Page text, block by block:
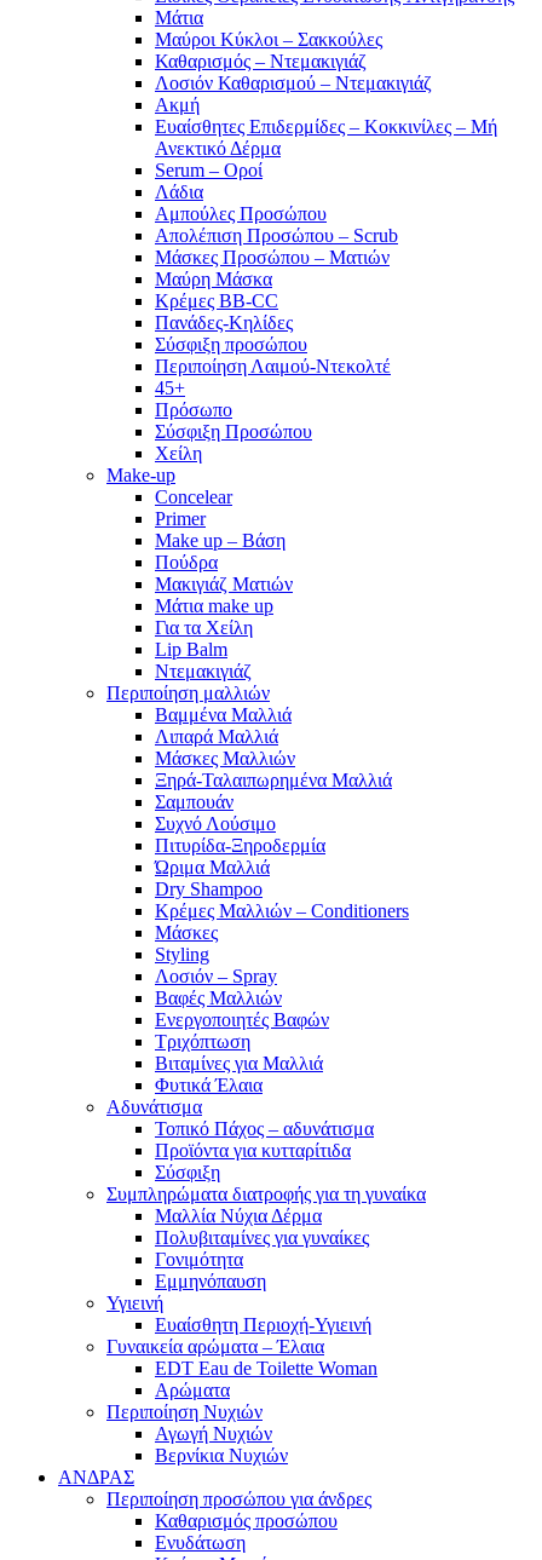
Μάτια
Μαύροι Κύκλοι – Σακκούλες
Καθαρισμός – Ντεμακιγιάζ
Λοσιόν Καθαρισμού – Ντεμακιγιάζ
Ακμή
Ευαίσθητες Επιδερμίδες – Κοκκινίλες – Μή
Ανεκτικό Δέρμα
Serum – Οροί
Λάδια
Αμπούλες Προσώπου
Απολέπιση Προσώπου – Scrub
Μάσκες Προσώπου – Ματιών
Μαύρη Μάσκα
Κρέμες BB-CC
Πανάδες-Κηλίδες
Σύσφιξη προσώπου
Περιποίηση Λαιμού-Ντεκολτέ
45+
Πρόσωπο
Σύσφιξη Προσώπου
Χείλη
Make-up
Concelear
Primer
Make up – Βάση
Πούδρα
Μακιγιάζ Ματιών
Μάτια make up
Για τα Χείλη
Lip Balm
Ντεμακιγιάζ
Περιποίηση μαλλιών
Βαμμένα Μαλλιά
Λιπαρά Μαλλιά
Μάσκες Μαλλιών
Ξηρά-Ταλαιπωρημένα Μαλλιά
Σαμπουάν
Συχνό Λούσιμο
Πιτυρίδα-Ξηροδερμία
Ώριμα Μαλλιά
Dry Shampoo
Κρέμες Μαλλιών – Conditioners
Μάσκες
Styling
Λοσιόν – Spray
Βαφές Μαλλιών
Ενεργοποιητές Βαφών
Τριχόπτωση
Βιταμίνες για Μαλλιά
Φυτικά Έλαια
Αδυνάτισμα
Τοπικό Πάχος – αδυνάτισμα
Προϊόντα για κυτταρίτιδα
Σύσφιξη
Συμπληρώματα διατροφής για τη γυναίκα
Μαλλία Νύχια Δέρμα
Πολυβιταμίνες για γυναίκες
Γονιμότητα
Εμμηνόπαυση
Υγιεινή
Ευαίσθητη Περιοχή-Υγιεινή
Γυναικεία αρώματα – Έλαια
EDT Eau de Toilette Woman
Αρώματα
Περιποίηση Νυχιών
Αγωγή Νυχιών
Βερνίκια Νυχιών
ΑΝΔΡΑΣ
Περιποίηση προσώπου για άνδρες
Καθαρισμός προσώπου
Ενυδάτωση